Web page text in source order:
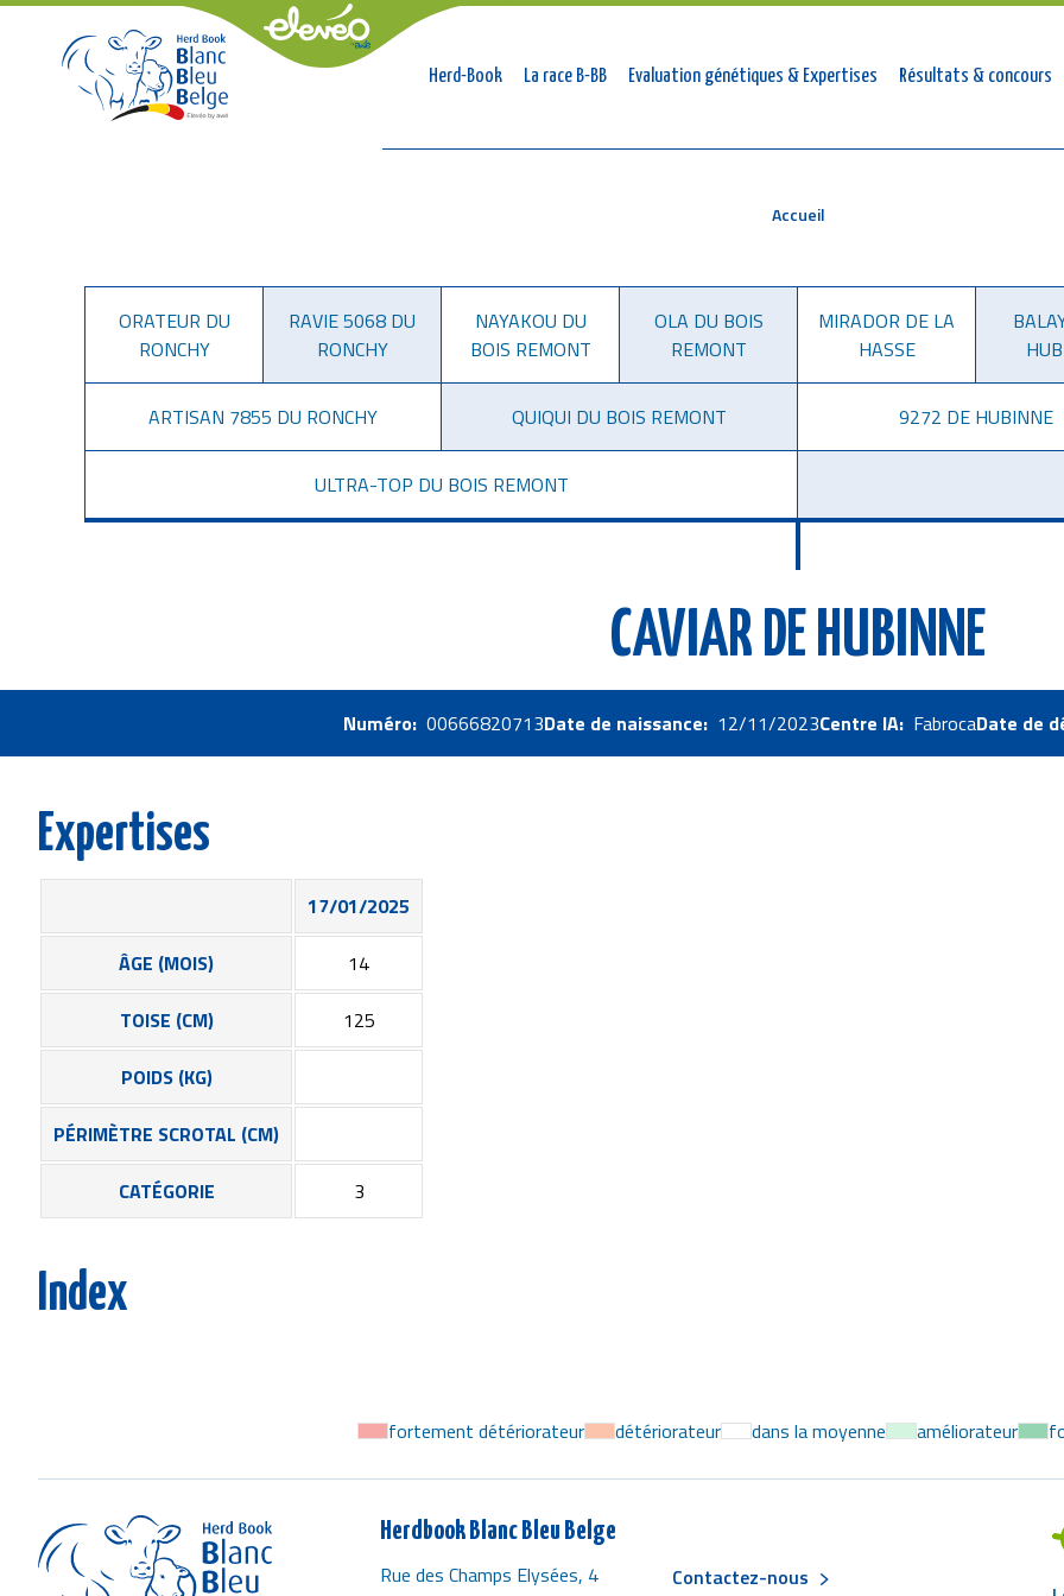
Navigation
Herd-Book La race B-BB Evaluation génétiques & Expertises Résultats & concours
d'Ariane
Accueil
ORATEUR DU
RONCHY
RAVIE 5068 DU
RONCHY
NAYAKOU DU
BOIS REMONT
OLA DU BOIS
REMONT
MIRADOR DE LA
HASSE
ARTISAN 7855 DU RONCHY QUIQUI DU BOIS REMONT 9272 DE HUBINNE
ULTRA-TOP DU BOIS REMONT
CAVIAR DE HUBINNE
Numéro 00666820713Date de naissance 12/11/2023Centre IA FabrocaDate de
Expertises
17/01/2025
ÂGE (MOIS)
14
TOISE (CM)
125
POIDS (KG)
PÉRIMÈTRE SCROTAL (CM)
CATÉGORIE
3
Index
fortement détériorateur détériorateur dans la moyenne améliorateur
Herdbook Blanc Bleu Belge
Rue des Champs Elysées, 4
Contactez-nous